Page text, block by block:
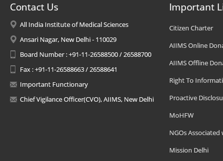
Contact Us
All India Institute of Medical Sciences
Ansari Nagar, New Delhi - 110029
Board Number : +91-11-26588500 / 26588700
Fax : +91-11-26588663 / 26588641
Important Functionary
Chief Vigilance Officer(CVO), AIIMS, New Delhi
Important
Citizen Charter
AIIMS Online
AIIMS Offline
Right To
Proactive
MoHFW
NGOs Associated
Mission Delhi